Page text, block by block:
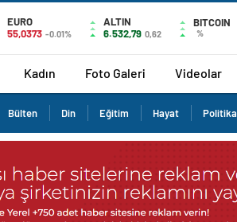
EURO
55,0373 -0.01%
ALTIN
6.532,79 0,62
BITCOIN
%
Kadın Foto Galeri Videolar
Bülten Din Eğitim Hayat Politika